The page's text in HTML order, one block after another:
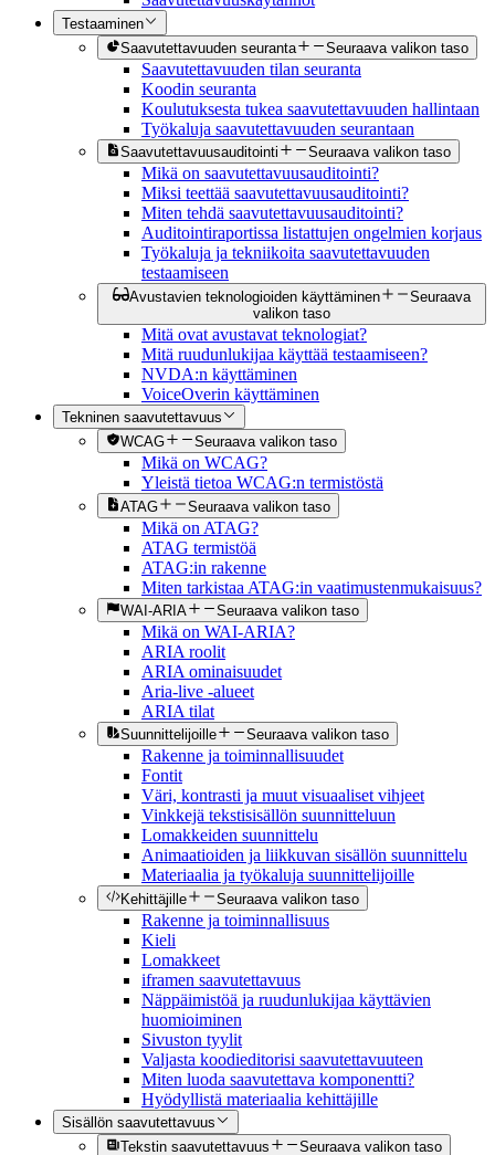
Testaaminen
Saavutettavuuden seuranta
Seuraava valikon taso
Saavutettavuuden tilan seuranta
Koodin seuranta
Koulutuksesta tukea saavutettavuuden hallintaan
Työkaluja saavutettavuuden seurantaan
Saavutettavuusauditointi Seuraava valikon taso
Mikä on saavutettavuusauditointi?
Miksi teettää saavutettavuusauditointi?
Miten tehdä saavutettavuusauditointi?
Auditointiraportissa listattujen ongelmien korjaus
Työkaluja ja tekniikoita saavutettavuuden
testaamiseen
Avustavien teknologioiden käyttäminen
Seuraava
valikon taso
Mitä ovat avustavat teknologiat?
Mitä ruudunlukijaa käyttää testaamiseen?
NVDA:n käyttäminen
VoiceOverin käyttäminen
Tekninen saavutettavuus
WCAG
Seuraava valikon taso
Mikä on WCAG?
Yleistä tietoa WCAG:n termistöstä
ATAG Seuraava valikon taso
Mikä on ATAG?
ATAG termistöä
ATAG:in rakenne
Miten tarkistaa ATAG:in vaatimustenmukaisuus?
WAI-ARIA Seuraava valikon taso
Mikä on WAI-ARIA?
ARIA roolit
ARIA ominaisuudet
Aria-live -alueet
ARIA tilat
Suunnittelijoille Seuraava valikon taso
Rakenne ja toiminnallisuudet
Fontit
Väri, kontrasti ja muut visuaaliset vihjeet
Vinkkejä tekstisisällön suunnitteluun
Lomakkeiden suunnittelu
Animaatioiden ja liikkuvan sisällön suunnittelu
Materiaalia ja työkaluja suunnittelijoille
Kehittäjille Seuraava valikon taso
Rakenne ja toiminnallisuus
Kieli
Lomakkeet
iframen saavutettavuus
Näppäimistöä ja ruudunlukijaa käyttävien
huomioiminen
Sivuston tyylit
Valjasta koodieditorisi saavutettavuuteen
Miten luoda saavutettava komponentti?
Hyödyllistä materiaalia kehittäjille
Sisällön saavutettavuus
Tekstin saavutettavuus
Seuraava valikon taso